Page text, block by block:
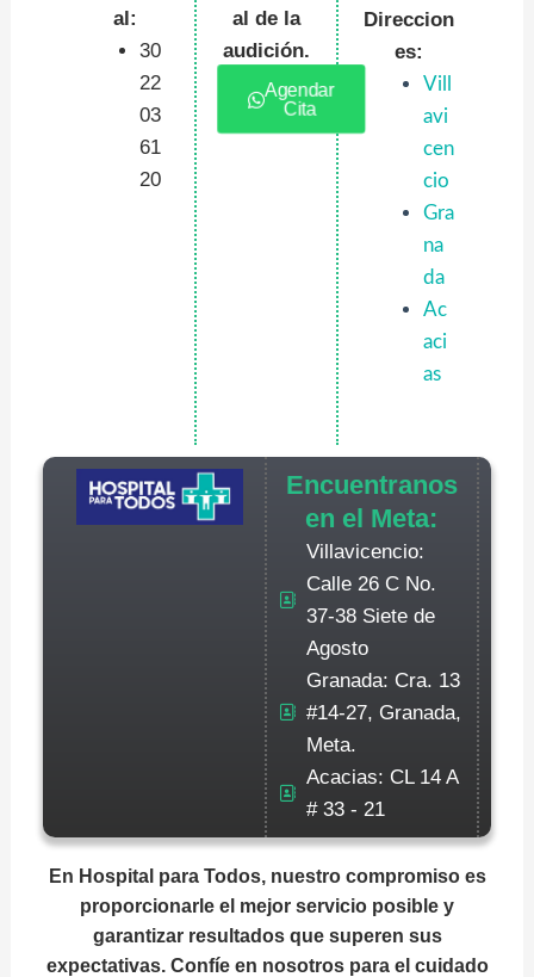
al:
30
22
03
61
20
al de la
audición.
Agendar
Cita
Direccion
es:
Vill
avi
cen
cio
Gra
na
da
Ac
aci
as
Encuentranos
en el Meta:
Villavicencio:
Calle 26 C No.
37-38 Siete de
Agosto
Granada: Cra. 13
#14-27, Granada,
Meta.
Acacias: CL 14 A
# 33 - 21
En Hospital para Todos, nuestro compromiso es
proporcionarle el mejor servicio posible y
garantizar resultados que superen sus
expectativas. Confíe en nosotros para el cuidado